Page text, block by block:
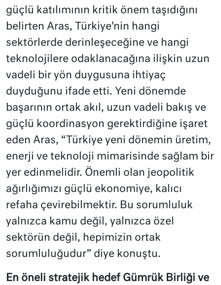
güçlü katılımının kritik önem taşıdığını
belirten Aras, Türkiye’nin hangi
sektörlerde derinleşeceğine ve hangi
teknolojilere odaklanacağına ilişkin uzun
vadeli bir yön duygusuna ihtiyaç
duyduğunu ifade etti. Yeni dönemde
başarının ortak akıl, uzun vadeli bakış ve
güçlü koordinasyon gerektirdiğine işaret
eden Aras, “Türkiye yeni dönemin üretim,
enerji ve teknoloji mimarisinde sağlam bir
yer edinmelidir. Önemli olan jeopolitik
ağırlığımızı güçlü ekonomiye, kalıcı
refaha çevirebilmektir. Bu sorumluluk
yalnızca kamu değil, yalnızca özel
sektörün değil, hepimizin ortak
sorumluluğudur” diye konuştu.
En öneli stratejik hedef Gümrük Birliği ve